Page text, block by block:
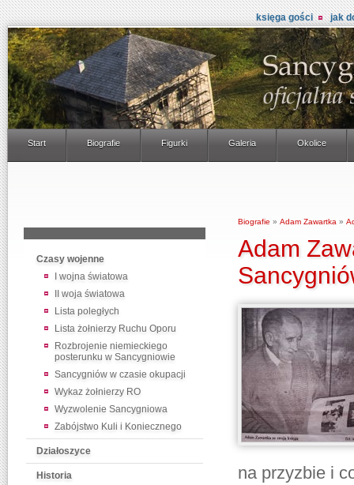
księga gości jak
Start Biografie Figurki Galeria Okolice
Czasy wojenne
I wojna światowa
II woja światowa
Lista poległych
Lista żołnierzy Ruchu Oporu
Rozbrojenie niemieckiego
posterunku w Sancygniowie
Sancygniów w czasie okupacji
Wykaz żołnierzy RO
Wyzwolenie Sancygniowa
Zabójstwo Kuli i Koniecznego
Działoszyce
Historia
Adam
Biografie » Adam Zawartka »
na przyzbie i